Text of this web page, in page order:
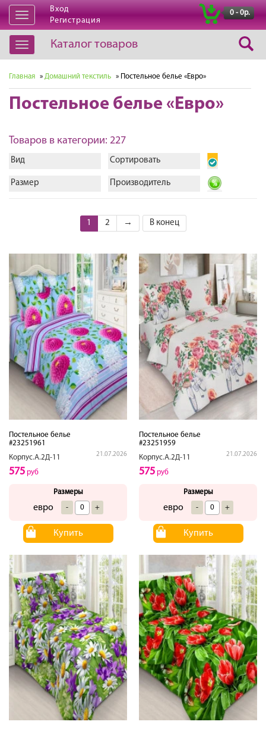
Открыть
навигацию
Вход
Регистрация
0 - 0р.
Открыть
навигацию
Каталог товаров
Главная » Домашний текстиль » Постельное белье «Евро»
Постельное белье «Евро»
Товаров в категории: 227
Вид Сортировать
Размер Производитель
1 2 → В конец
Постельное белье
#23251961
Корпус.А.2Д-11
21.07.2026
575 руб
Размеры
евро - +
Купить
Постельное белье
#23251959
Корпус.А.2Д-11
21.07.2026
575 руб
Размеры
евро - +
Купить